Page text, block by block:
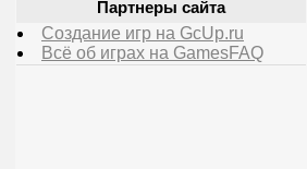
Партнеры сайта
Создание игр на GcUp.ru
Всё об играх на GamesFAQ